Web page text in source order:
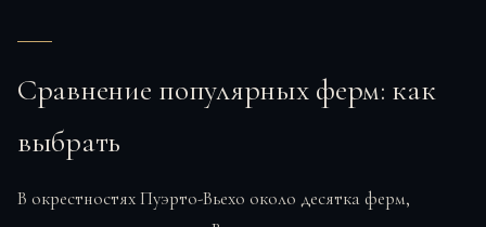
Сравнение популярных ферм: как
выбрать
В окрестностях Пуэрто-Вьехо около десятка ферм,